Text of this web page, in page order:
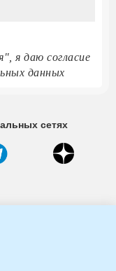
я даю согласие
данных
сетях